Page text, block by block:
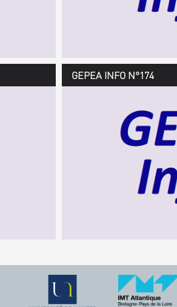
GEPEA Infos n°175
Décembre 2018 > février
GEPEA INFO N°174